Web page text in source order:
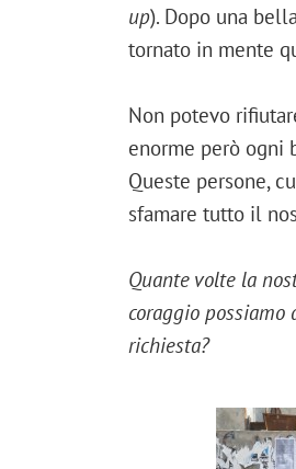
up). Dopo una
tornato in mente
Non potevo
enorme però ogni
Queste persone,
sfamare tutto il
Quante volte la
coraggio
richiesta?